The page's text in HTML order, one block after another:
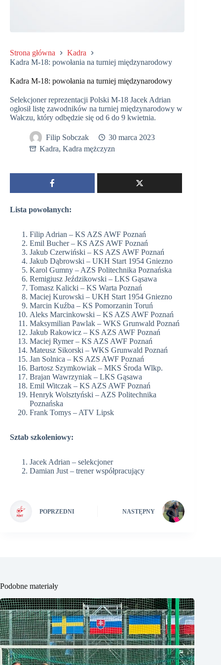
Strona główna
Kadra
Kadra M-18: powołania na turniej międzynarodowy
Kadra M-18: powołania na turniej międzynarodowy
Selekcjoner reprezentacji Polski M-18 Jacek Adrian
ogłosił listę zawodników na turniej międzynarodowy w
Wałczu, który odbędzie się od 6 do 9 kwietnia.
Filip Sobczak
30 marca 2023
Kadra, Kadra mężczyzn
Lista powołanych:
Filip Adrian – KS AZS AWF Poznań
Emil Bucher – KS AZS AWF Poznań
Jakub Czerwiński – KS AZS AWF Poznań
Jakub Dąbrowski – UKH Start 1954 Gniezno
Karol Gumny – AZS Politechnika Poznańska
Remigiusz Jeździkowski – LKS Gąsawa
Tomasz Kalicki – KS Warta Poznań
Maciej Kurowski – UKH Start 1954 Gniezno
Marcin Kuźba – KS Pomorzanin Toruń
Aleks Marcinkowski – KS AZS AWF Poznań
Maksymilian Pawlak – WKS Grunwald Poznań
Jakub Rakowicz – KS AZS AWF Poznań
Maciej Rymer – KS AZS AWF Poznań
Mateusz Sikorski – WKS Grunwald Poznań
Jan Solnica – KS AZS AWF Poznań
Bartosz Szymkowiak – MKS Środa Wlkp.
Brajan Wawrzyniak – LKS Gąsawa
Emil Witczak – KS AZS AWF Poznań
Henryk Wolsztyński – AZS Politechnika
Poznańska
Frank Tomys – ATV Lipsk
Sztab szkoleniowy:
Jacek Adrian – selekcjoner
Damian Just – trener współpracujący
POPRZEDNI NASTĘPNY
Podobne materiały